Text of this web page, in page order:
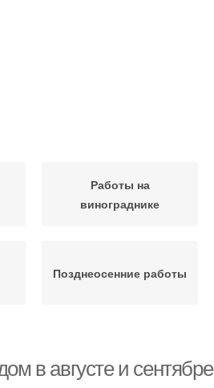
Работы на
винограднике
Позднеосенние работы
в августе и сентябре